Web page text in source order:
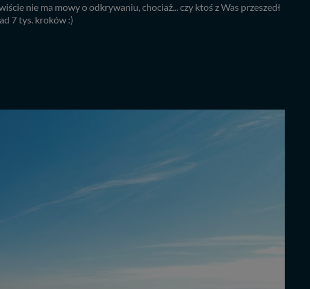
nie ma mowy o odkrywaniu, chociaż... czy ktoś z Was przeszedł
7 tys. kroków :)